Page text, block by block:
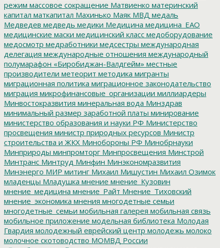
режим массовое сокращение Матвиенко материнский
капитал маткапитал Махинько Маяк МВД медаль
Медведев медведь медики Медицина медицина_ЕАО
медицинские маски медицинский класс медоборудование
медосмотр медработники медсестры международная
делегация международные отношения международный
полумарафон «Биробиджан-Валдгейм» местные
производители метеорит методика мигранты
миграционная политика миграционное законодательство
миграция микрофинансовые_организации миллиардеры
Минвостокразвития минеральная вода Минздрав
минимальный размер заработной платы минирование
министерство образования и науки РФ Министерство
просвещения министр природных ресурсов Министр
строительства и ЖКХ Минобороны РФ Минобрнауки
Минприроды минпромторг Минпросвещения Минстрой
Минтранс Минтруд Минфин Минэкономразвития
Минэнерго МИР митинг Михаил Мишустин Михаил Озимок
младенцы Младушка мнение мнение_Кузовин
мнение_медицина мнение_Райт Мнение_Тиховский
мнение_экономика мнения многодетные семьи
многодетные_семьи мобильная галерея мобильная связь
мобильное приложение модельная библиотека Молодая
Гвардия молодежный еврейский центр молодежь молоко
молочное скотоводство МОМВД России